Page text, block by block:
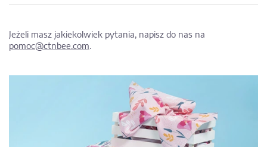
Jeżeli masz jakiekolwiek pytania, napisz do nas na
pomoc@ctnbee.com.